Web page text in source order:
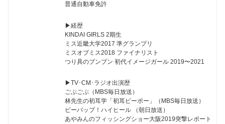
普通自動車免許
▶︎経歴
KINDAI GIRLS 2期生
ミス近畿大学2017 準グランプリ
ミスオブミス2018 ファイナリスト
つり具のブンブン 初代イメージガール 2019〜2021
▶︎TV･CM･ラジオ出演歴
ごぶごぶ（MBS毎日放送）
林先生の初耳学「初耳ピーポー」（MBS毎日放送）
ビーバップ！ハイヒール （朝日放送）
あやみんのフィッシングショー大阪2019突撃レポート